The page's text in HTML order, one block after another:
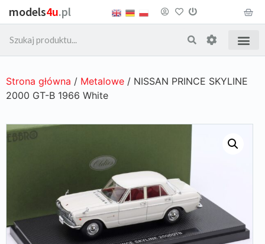
models4u.pl
Strona główna / Metalowe / NISSAN PRINCE SKYLINE
2000 GT-B 1966 White